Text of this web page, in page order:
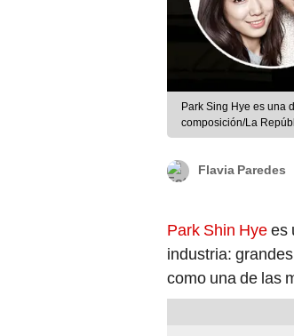
Park Sing Hye es una
composición/La
Flavia Paredes
Park Shin Hyees
industria:
como una de las